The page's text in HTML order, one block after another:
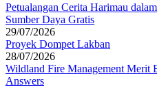
Petualangan Cerita Harimau
Sumber Daya Gratis
29/07/2026
Proyek Dompet Lakban
28/07/2026
Wildland Fire Management Merit
Answers